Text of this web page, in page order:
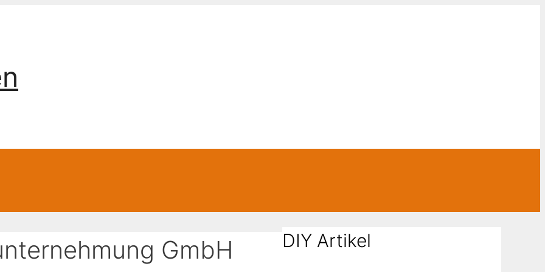
GmbH DIY Artikel